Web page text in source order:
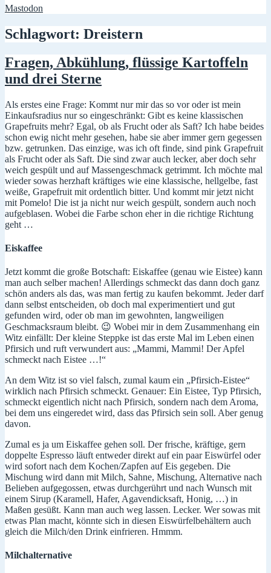
Mastodon
Schlagwort: Dreistern
Fragen, Abkühlung, flüssige Kartoffeln
und drei Sterne
Als erstes eine Frage: Kommt nur mir das so vor oder ist mein
Einkaufsradius nur so eingeschränkt: Gibt es keine klassischen
Grapefruits mehr? Egal, ob als Frucht oder als Saft? Ich habe beides
schon ewig nicht mehr gesehen, habe sie aber immer gern gegessen
bzw. getrunken. Das einzige, was ich oft finde, sind pink Grapefruit
als Frucht oder als Saft. Die sind zwar auch lecker, aber doch sehr
weich gespült und auf Massengeschmack getrimmt. Ich möchte mal
wieder sowas herzhaft kräftiges wie eine klassische, hellgelbe, fast
weiße, Grapefruit mit ordentlich bitter. Und kommt mir jetzt nicht
mit Pomelo! Die ist ja nicht nur weich gespült, sondern auch noch
aufgeblasen. Wobei die Farbe schon eher in die richtige Richtung
geht …
Eiskaffee
Jetzt kommt die große Botschaft: Eiskaffee (genau wie Eistee) kann
man auch selber machen! Allerdings schmeckt das dann doch ganz
schön anders als das, was man fertig zu kaufen bekommt. Jeder darf
dann selbst entscheiden, ob doch mal experimentiert und gut
gefunden wird, oder ob man im gewohnten, langweiligen
Geschmacksraum bleibt. 😉 Wobei mir in dem Zusammenhang ein
Witz einfällt: Der kleine Steppke ist das erste Mal im Leben einen
Pfirsich und ruft verwundert aus: „Mammi, Mammi! Der Apfel
schmeckt nach Eistee …!“
An dem Witz ist so viel falsch, zumal kaum ein „Pfirsich-Eistee“
wirklich nach Pfirsich schmeckt. Genauer: Ein Eistee, Typ Pfirsich,
schmeckt eigentlich nicht nach Pfirsich, sondern nach dem Aroma,
bei dem uns eingeredet wird, dass das Pfirsich sein soll. Aber genug
davon.
Zumal es ja um Eiskaffee gehen soll. Der frische, kräftige, gern
doppelte Espresso läuft entweder direkt auf ein paar Eiswürfel oder
wird sofort nach dem Kochen/Zapfen auf Eis gegeben. Die
Mischung wird dann mit Milch, Sahne, Mischung, Alternative nach
Belieben aufgegossen, etwas durchgerührt und nach Wunsch mit
einem Sirup (Karamell, Hafer, Agavendicksaft, Honig, …) in
Maßen gesüßt. Kann man auch weg lassen. Lecker. Wer sowas mit
etwas Plan macht, könnte sich in diesen Eiswürfelbehältern auch
gleich die Milch/den Drink einfrieren. Hmmm.
Milchalternative